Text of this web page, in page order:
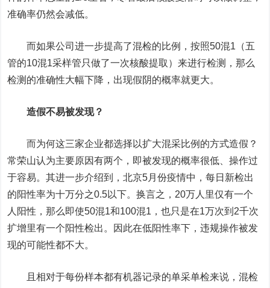
准确率仍然会减低。
而如果公司进一步提高了混检的比例，按照50混1（五
管的10混1采样管只做了一次核酸提取）来进行检测，那么
检测的准确性大幅下降，出现假阴的概率就更大。
造假不易被发现？
而为何这三家企业都选择以扩大混采比例的方式造假？
常荣山认为主要原因有两个，即被发现的概率很低、操作过
于容易。其进一步介绍到，北京5月份疫情中，每日新检出
的阳性率为十万分之0.5以下。换言之，20万人里仅有一个
人阳性，那么即使50混1和100混1，也只是在1万次到2千次
扩增里有一个阳性检出。因此在低阳性率下，违规操作被发
现的可能性都不大。
且相对于每份样本都有机器记录的单采单检来说，混检